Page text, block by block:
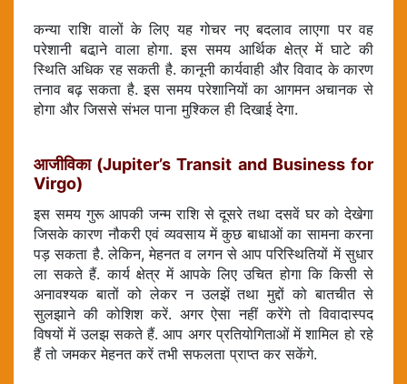
कन्या राशि वालों के लिए यह गोचर नए बदलाव लाएगा पर वह
परेशानी बढा़ने वाला होगा. इस समय आर्थिक क्षेत्र में घाटे की
स्थिति अधिक रह सकती है. कानूनी कार्यवाही और विवाद के कारण
तनाव बढ़ सकता है. इस समय परेशानियों का आगमन अचानक से
होगा और जिससे संभल पाना मुश्किल ही दिखाई देगा.
आजीविका (Jupiter’s Transit and Business for
Virgo)
इस समय गुरू आपकी जन्म राशि से दूसरे तथा दसवें घर को देखेगा
जिसके कारण नौकरी एवं व्यवसाय में कुछ बाधाओं का सामना करना
पड़ सकता है. लेकिन, मेहनत व लगन से आप परिस्थितियों में सुधार
ला सकते हैं. कार्य क्षेत्र में आपके लिए उचित होगा कि किसी से
अनावश्यक बातों को लेकर न उलझें तथा मुद्दों को बातचीत से
सुलझाने की कोशिश करें. अगर ऐसा नहीं करेंगे तो विवादास्पद
विषयों में उलझ सकते हैं. आप अगर प्रतियोगिताओं में शामिल हो रहे
हैं तो जमकर मेहनत करें तभी सफलता प्राप्त कर सकेंगे.